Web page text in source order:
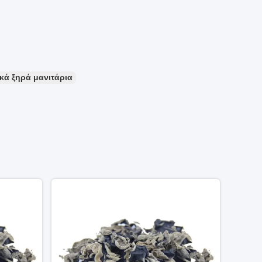
ξηρά μανιτάρια